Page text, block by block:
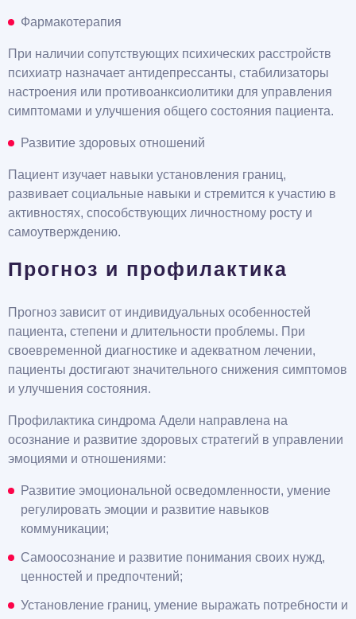
Фармакотерапия
При наличии сопутствующих психических расстройств
психиатр назначает антидепрессанты, стабилизаторы
настроения или противоанксиолитики для управления
симптомами и улучшения общего состояния пациента.
Развитие здоровых отношений
Пациент изучает навыки установления границ,
развивает социальные навыки и стремится к участию в
активностях, способствующих личностному росту и
самоутверждению.
Прогноз и профилактика
Прогноз зависит от индивидуальных особенностей
пациента, степени и длительности проблемы. При
своевременной диагностике и адекватном лечении,
пациенты достигают значительного снижения симптомов
и улучшения состояния.
Профилактика синдрома Адели направлена на
осознание и развитие здоровых стратегий в управлении
эмоциями и отношениями:
Развитие эмоциональной осведомленности, умение
регулировать эмоции и развитие навыков
коммуникации;
Самоосознание и развитие понимания своих нужд,
ценностей и предпочтений;
Установление границ, умение выражать потребности и